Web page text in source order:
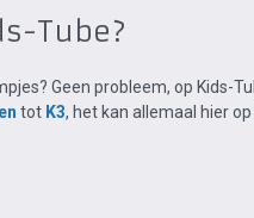
Tube?
Geen probleem, op Kids-
tot K3, het kan allemaal hier